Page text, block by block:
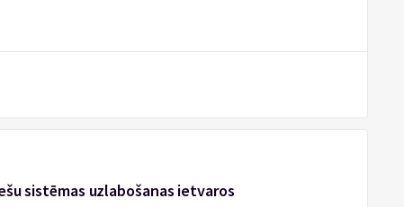
sistēmas uzlabošanas ietvaros